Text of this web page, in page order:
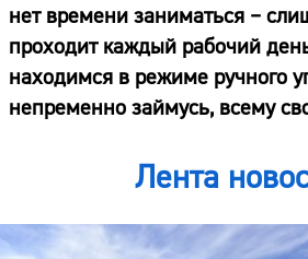
нет времени заниматься –
проходит каждый рабочий
находимся в режиме ручного
непременно займусь, всему
Лента